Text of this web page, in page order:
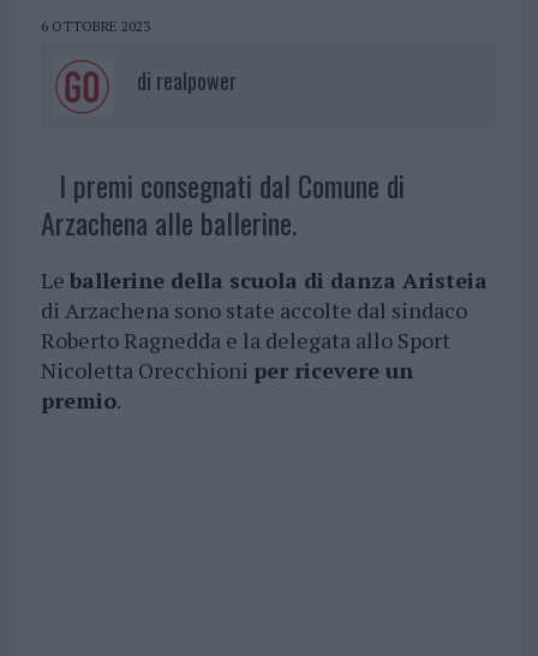
6 OTTOBRE 2023
di realpower
I premi consegnati dal Comune di
Arzachena alle ballerine.
Le ballerine della scuola di danza Aristeia
di Arzachena sono state accolte dal sindaco
Roberto Ragnedda e la delegata allo Sport
Nicoletta Orecchioni per ricevere un
premio.